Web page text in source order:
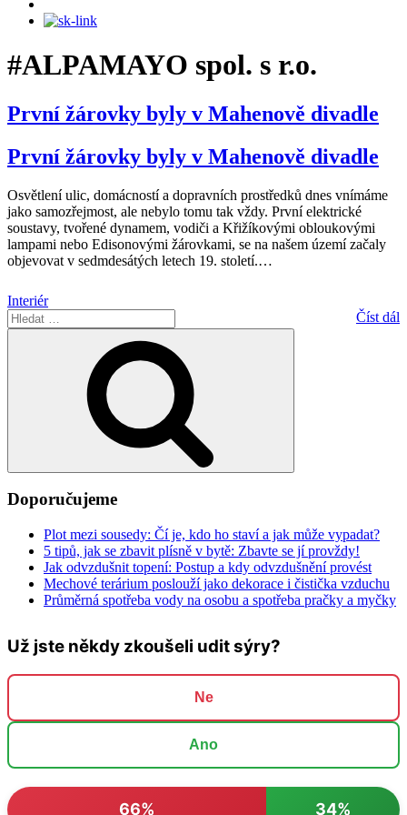
#ALPAMAYO spol. s r.o.
První žárovky byly v Mahenově divadle
První žárovky byly v Mahenově divadle
Osvětlení ulic, domácností a dopravních prostředků dnes vnímáme
jako samozřejmost, ale nebylo tomu tak vždy. První elektrické
soustavy, tvořené dynamem, vodiči a Křižíkovými obloukovými
lampami nebo Edisonovými žárovkami, se na našem území začaly
objevovat v sedmdesátých letech 19. století.…
Interiér
Číst dál
Hledat:
Doporučujeme
Plot mezi sousedy: Čí je, kdo ho staví a jak může vypadat?
5 tipů, jak se zbavit plísně v bytě: Zbavte se jí provždy!
Jak odvzdušnit topení: Postup a kdy odvzdušnění provést
Mechové terárium poslouží jako dekorace i čistička vzduchu
Průměrná spotřeba vody na osobu a spotřeba pračky a myčky
Už jste někdy zkoušeli udit sýry?
Ne
Ano
66% 34%